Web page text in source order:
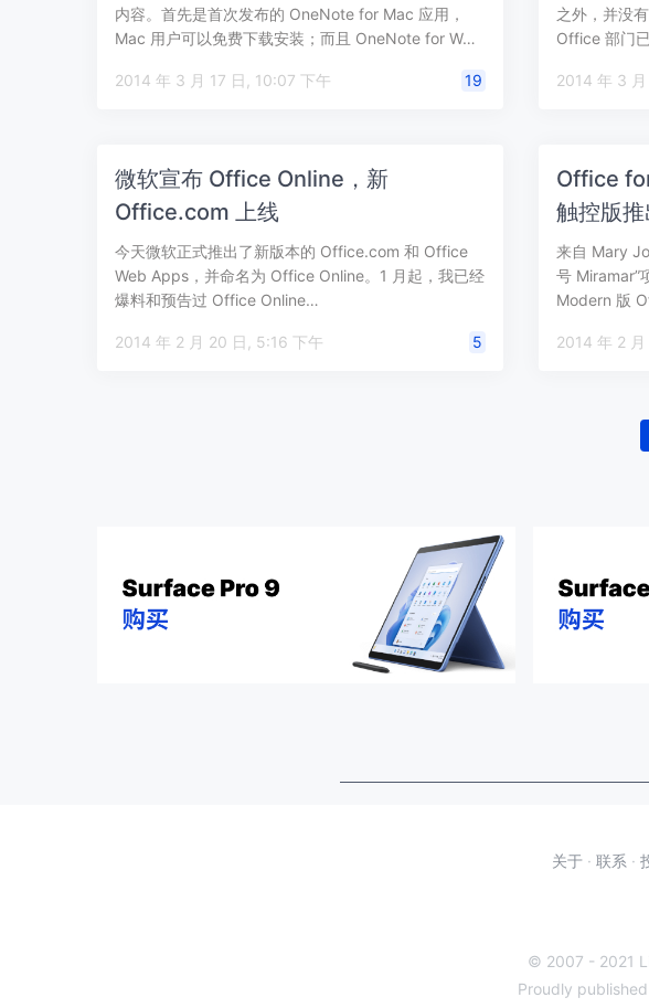
内容。首先是首次发布的 OneNote for Mac 应用，
Mac 用户可以免费下载安装；而且 OneNote for W…
2014 年 3 月 17 日, 10:07 下午 19
之外，并没
Office 部门
微软宣布 Office Online，新
Office.com 上线
今天微软正式推出了新版本的 Office.com 和 Office
Web Apps，并命名为 Office Online。1 月起，我已经
爆料和预告过 Office Online…
2014 年 2 月 20 日, 5:16 下午 5
Office
触控版推
来自 Mary
号 Miramar”
Modern 版
关于 · 联系 ·
© 2007 - 2021
Proudly